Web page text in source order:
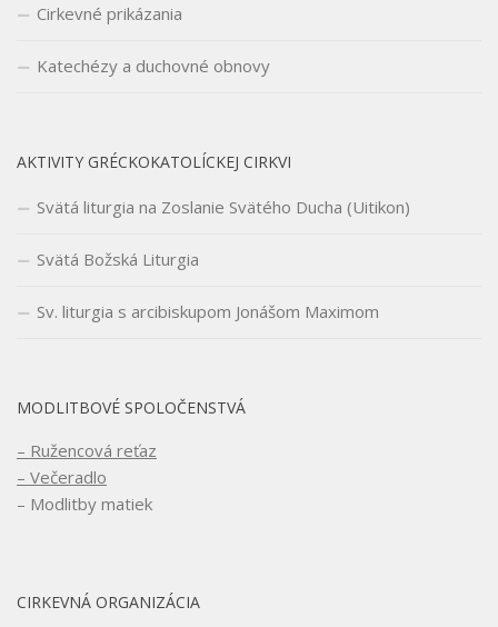
Cirkevné prikázania
Katechézy a duchovné obnovy
AKTIVITY GRÉCKOKATOLÍCKEJ CIRKVI
Svätá liturgia na Zoslanie Svätého Ducha (Uitikon)
Svätá Božská Liturgia
Sv. liturgia s arcibiskupom Jonášom Maximom
MODLITBOVÉ SPOLOČENSTVÁ
– Ružencová reťaz
– Večeradlo
– Modlitby matiek
CIRKEVNÁ ORGANIZÁCIA